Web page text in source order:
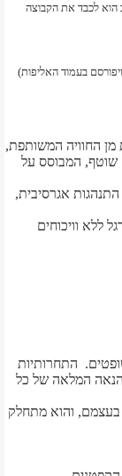
הוא לכבד את הקבוצה
בעמוד האליפות)
מן החוויה המשותפת,
שוטף, המבוסס על
אגרסיבית,
ללא וויכוחים
התחרותיות
המלאה של כל
בעצמם, והוא מתחלק